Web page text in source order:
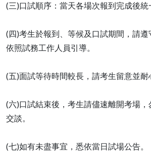
(三)口試順序：當天各場次報到完成後統
(四)考生於報到、等候及口試期間，請
依照試務工作人員引導。
(五)面試等待時間較長，請考生留意並耐
(六)口試結束後，考生請儘速離開考場
交談。
(七)如有未盡事宜，悉依當日試場公告。